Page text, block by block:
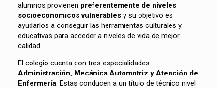
alumnos provienen preferentemente de niveles
socioeconómicos vulnerablesy su objetivo es
ayudarlos a conseguir las herramientas culturales y
educativas para acceder a niveles de vida de mejor
calidad.
El colegio cuenta con tres especialidades:
Administración, Mecánica Automotriz y Atención de
Enfermería. Estas conducen a un título de técnico nivel